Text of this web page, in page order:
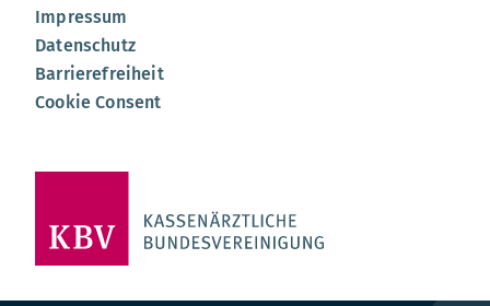
Impressum
Datenschutz
Barrierefreiheit
Cookie Consent